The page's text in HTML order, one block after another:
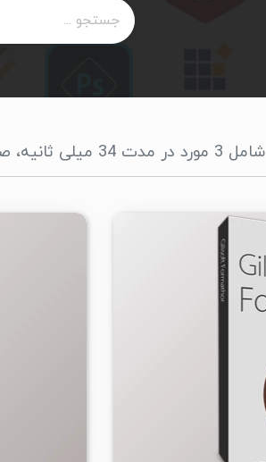
شامل 3 مورد در مدت 34 میلی ثانیه، صفحه 1